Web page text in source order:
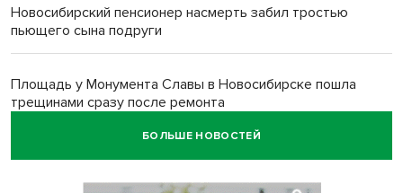
Новосибирский пенсионер насмерть забил тростью
пьющего сына подруги
Площадь у Монумента Славы в Новосибирске пошла
трещинами сразу после ремонта
БОЛЬШЕ НОВОСТЕЙ